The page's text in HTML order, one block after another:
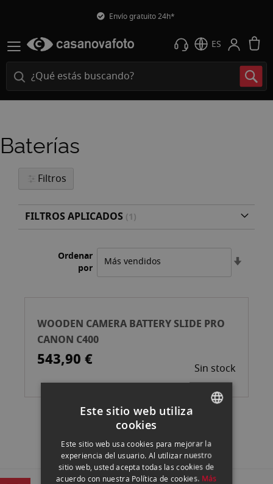
Envío gratuito 24h*
ES
Baterías
Filtros
FILTROS APLICADOS
Ordenar
por
WOODEN CAMERA BATTERY SLIDE PRO
CANON C400
543,90 € Sin stock
ENGLISH
CATALAN
Este sitio web utiliza
cookies
Este sitio web usa cookies para mejorar la
experiencia del usuario. Al utilizar nuestro
sitio web, usted acepta todas las cookies de
acuerdo con nuestra Política de cookies. Más